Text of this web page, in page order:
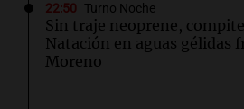
22:50 Turno Noche
Sin traje neoprene,
Natación en aguas gélidas
Moreno